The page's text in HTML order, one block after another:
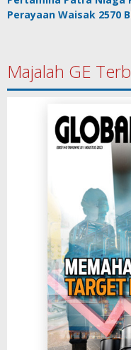
Perayaan Waisak 2570
Majalah GE